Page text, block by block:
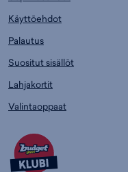
Käyttöehdot
Palautus
Suositut sisällöt
Lahjakortit
Valintaoppaat